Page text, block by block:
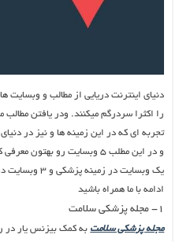
دنیای اینترنت دریایی از مطالب و وبسایت
را اکثرا سردرگم میکنند. ودر یافتن
تجربه ای که در این زمینه ها و نیز در
و در این مطلب ۵ وبسایت رو
یک وبسایت در
ادامه با ما همراه باشید
۱- مجله پزشکی سلامت
مجله پزشکی سلامت به کمک بیزنس یار در